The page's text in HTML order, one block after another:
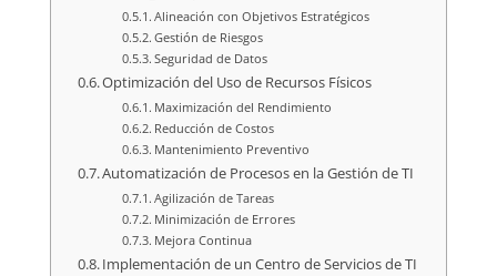
Alineación con Objetivos Estratégicos
Gestión de Riesgos
Seguridad de Datos
Optimización del Uso de Recursos Físicos
Maximización del Rendimiento
Reducción de Costos
Mantenimiento Preventivo
Automatización de Procesos en la Gestión de TI
Agilización de Tareas
Minimización de Errores
Mejora Continua
Implementación de un Centro de Servicios de TI